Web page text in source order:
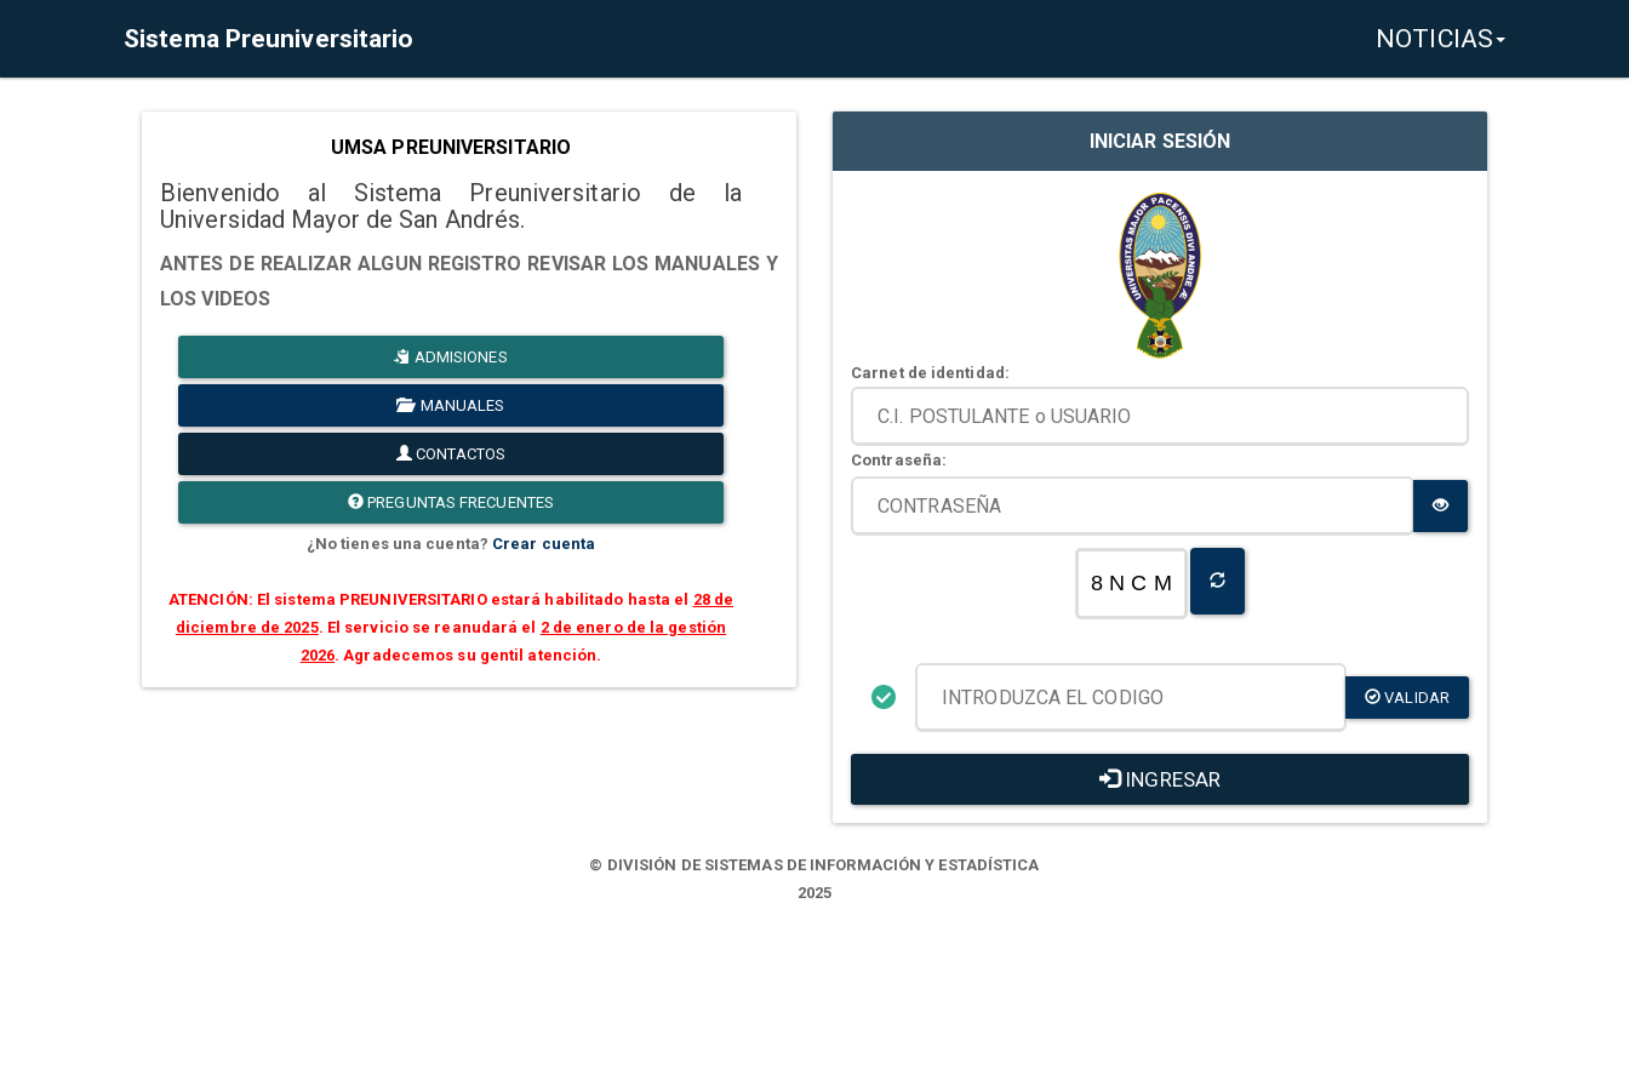
Sistema Preuniversitario NOTICIAS
UMSA PREUNIVERSITARIO
Bienvenido al Sistema Preuniversitario de la
Universidad Mayor de San Andrés.
ANTES DE REALIZAR ALGUN REGISTRO REVISAR LOS MANUALES Y
LOS VIDEOS
ADMISIONES
MANUALES
CONTACTOS
PREGUNTAS FRECUENTES
¿No tienes una cuenta? Crear cuenta
ATENCIÓN: El sistema PREUNIVERSITARIO estará habilitado hasta el 28 de
diciembre de 2025. El servicio se reanudará el 2 de enero de la gestión
2026. Agradecemos su gentil atención.
INICIAR SESIÓN
Carnet de identidad:
Contraseña:
8 N C M
VALIDAR
INGRESAR
© DIVISIÓN DE SISTEMAS DE INFORMACIÓN Y ESTADÍSTICA
2025